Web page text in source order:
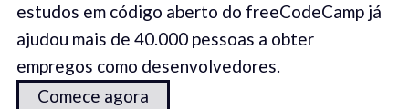
estudos em código aberto do freeCodeCamp já
ajudou mais de 40.000 pessoas a obter
empregos como desenvolvedores.
Comece agora